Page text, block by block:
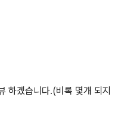
하겠습니다.(비록 몇개 되지